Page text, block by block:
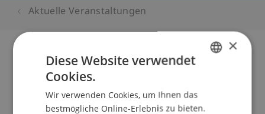
Aktuelle Veranstaltungen
Businessplan Wettbewerb 2015 -
"dream it" - Der Ideenworkshop
×
Diese Website verwendet
Cookies.
Wir verwenden Cookies, um Ihnen das
bestmögliche Online-Erlebnis zu bieten.